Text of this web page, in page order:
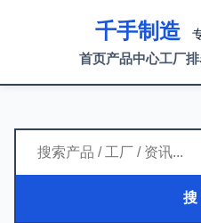
千手制造
首页产品中心工厂
搜